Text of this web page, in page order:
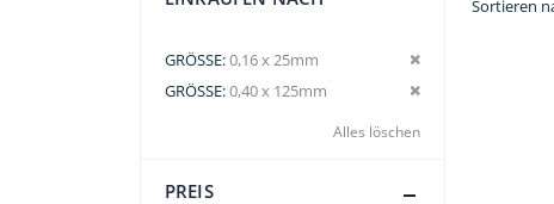
Sortieren
GRÖSSE 0,16 x 25mm
Dies entfernen
GRÖSSE
0,40 x 125mm Dies entfernen
Alles löschen
PREIS